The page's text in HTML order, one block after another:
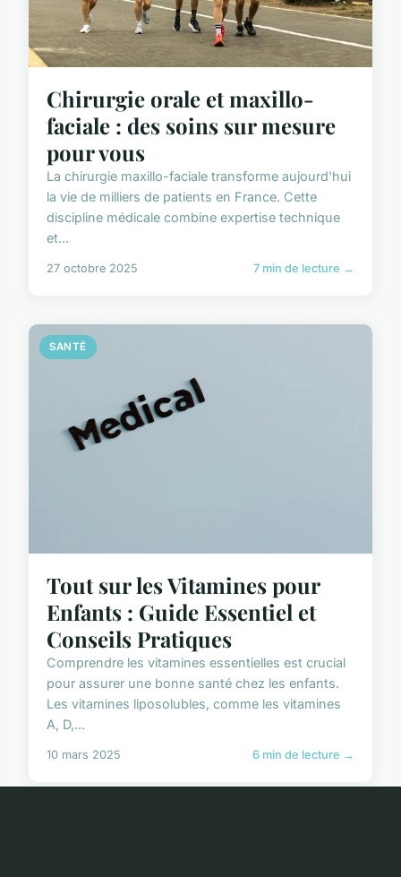
Chirurgie orale et maxillo-
faciale : des soins sur mesure
pour vous
La chirurgie maxillo-faciale transforme aujourd'hui
la vie de milliers de patients en France. Cette
discipline médicale combine expertise technique
et...
27 octobre 2025 7 min de lecture →
SANTÉ
Tout sur les Vitamines pour
Enfants : Guide Essentiel et
Conseils Pratiques
Comprendre les vitamines essentielles est crucial
pour assurer une bonne santé chez les enfants.
Les vitamines liposolubles, comme les vitamines
A, D,...
10 mars 2025 6 min de lecture →